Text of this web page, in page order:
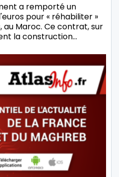
a remporté un
pour « réhabiliter »
au Maroc. Ce contrat, sur
la construction…